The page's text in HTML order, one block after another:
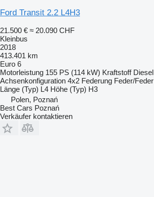
Ford Transit 2.2 L4H3
21.500 € ≈ 20.090 CHF
Kleinbus
2018
413.401 km
Euro 6
Motorleistung 155 PS (114 kW) Kraftstoff Diesel
Achsenkonfiguration 4x2 Federung Feder/Feder
Länge (Typ) L4 Höhe (Typ) H3
Polen, Poznań
Best Cars Poznań
Verkäufer kontaktieren